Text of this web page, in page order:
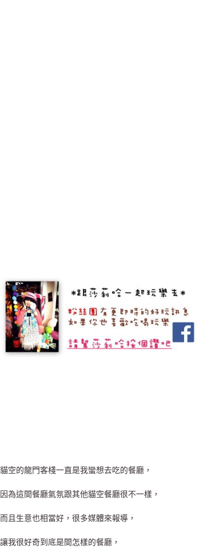
貓空的龍門客棧一直是我蠻想去吃的餐廳，
因為這間餐廳氣氛跟其他貓空餐廳很不一樣，
而且生意也相當好，很多媒體來報導，
讓我很好奇到底是間怎樣的餐廳，